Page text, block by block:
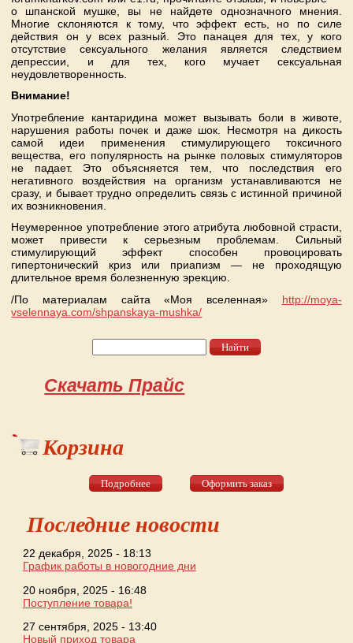
о шпанской мушке, вы не найдете однозначного мнения.
Многие склоняются к тому, что эффект есть, но по силе
действия он у всех разный. Это панацея для тех, у кого
отсутствие сексуального желания является следствием
депрессии, и для тех, кого мучает сексуальная
неудовлетворенность.
Внимание!
Употребление кантаридина может вызывать боли в животе,
нарушения работы почек и даже шок. Несмотря на дикость
самой идеи применения стимулирующего токсичного
вещества, его популярность на рынке половых стимуляторов
не падает. Это объясняется тем, что последствия его
негативного воздействия на организм устанавливаются не
сразу, и бывает трудно определить связь с истинной причиной
их возникновения.
Неумеренное употребление этого атрибута любовной страсти,
может привести к серьезным проблемам. Сильный
стимулирующий эффект способен провоцировать
гипертонический криз или приапизм — не проходящую
длительное время болезненную эрекцию.
/По материалам сайта «Моя вселенная» http://moya-
vselennaya.com/shpanskaya-mushka/
Скачать Прайс
Корзина
Подробнее Оформить заказ
Последние новости
22 декабря, 2025 - 18:13
График работы в новогодние дни
20 ноября, 2025 - 16:48
Поступление товара!
27 сентября, 2025 - 13:40
Новый приход товара